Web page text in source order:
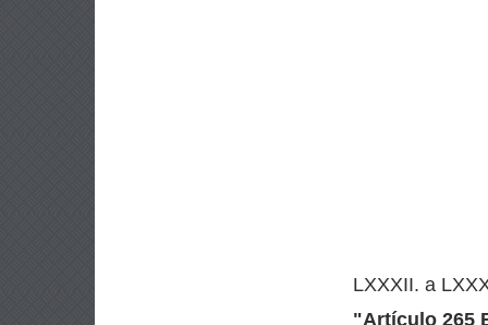
LXXXII. a
"Artículo 265